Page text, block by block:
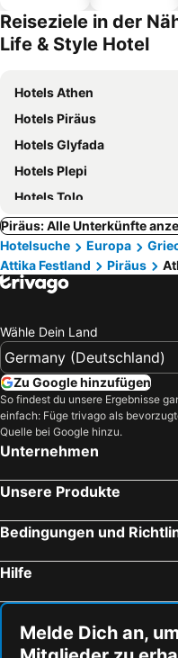
Reiseziele in der
Life & Style Hotel
Hotels Athen
Hotels Piräus
Hotels Glyfada
Hotels Plepi
Hotels Tolo
Piräus: Alle Unterkünfte
Hotelsuche
Europa
Attika Festland
Piräus
Wähle Dein Land
Zu Google hinzufügen
So findest du unsere Ergebnisse
einfach: Füge trivago als
Quelle bei Google hinzu.
Unternehmen
Unsere Produkte
Bedingungen und
Hilfe
Melde Dich an,